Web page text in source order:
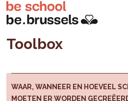
Toolbox
WAAR, WANNEER EN HOEVEEL
MOETEN ER WORDEN